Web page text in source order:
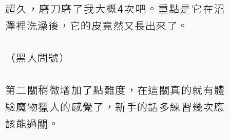
超久，磨刀磨了我大概4次吧。重點是它在沼
澤裡洗澡後，它的皮竟然又長出來了。
（黑人問號）
第二關稍微增加了點難度，在這關真的就有體
驗魔物獵人的感覺了，新手的話多練習幾次應
該能過關。